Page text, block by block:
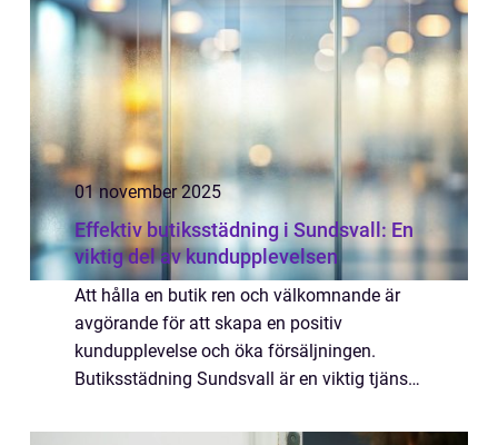
01 november 2025
Effektiv butiksstädning i Sundsvall: En
viktig del av kundupplevelsen
Att hålla en butik ren och välkomnande är
avgörande för att skapa en positiv
kundupplevelse och öka försäljningen.
Butiksstädning Sundsvall är en viktig tjänst